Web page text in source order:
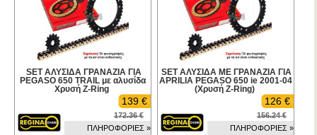
SET ΑΛΥΣΙΔΑ ΓΡΑΝΑΖΙΑ ΓΙΑ
PEGASO 650 TRAIL με αλυσίδα
Χρυσή Z-Ring
139 €
172.36 €
ΠΛΗΡΟΦΟΡΙΕΣ »
SET ΑΛΥΣΙΔΑ ΜΕ ΓΡΑΝΑΖΙΑ ΓΙΑ
APRILIA PEGASO 650 ie 2001-04
(Χρυσή Z-Ring)
126 €
156.24 €
ΠΛΗΡΟΦΟΡΙΕΣ »